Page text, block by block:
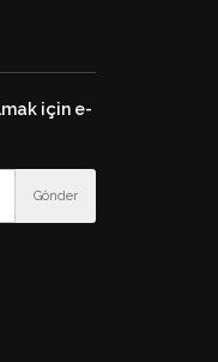
için e-
Gönder